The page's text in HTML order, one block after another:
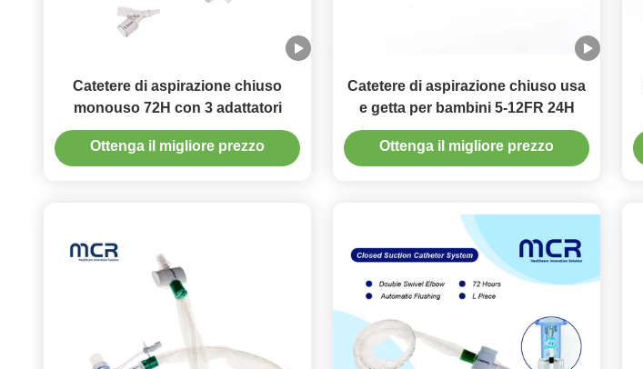
Catetere di aspirazione chiuso
monouso 72H con 3 adattatori
Ottenga il migliore prezzo
Catetere di aspirazione chiuso usa
e getta per bambini 5-12FR 24H
Ottenga il migliore prezzo